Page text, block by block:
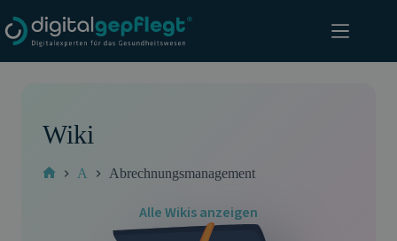
Inhalt
springen
Wiki
A Abrechnungsmanagement
Alle Wikis anzeigen